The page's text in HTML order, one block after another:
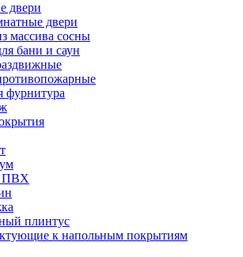
двери
двери
массива сосны
бани и саун
фурнитура
ПВХ
плинтус
к напольным покрытиям